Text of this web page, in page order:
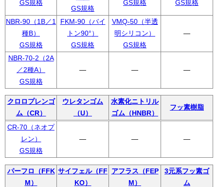
GS規格
GS規格
GS規格
GS規格
NBR-90（1B／1
種B）
GS規格
FKM-90（バイ
トン90°）
GS規格
VMQ-50（半透
明シリコン）
GS規格
―
NBR-70-2（2A
／2種A）
GS規格
― ― ―
クロロプレンゴ
ム（CR）
ウレタンゴム
（U）
水素化ニトリル
ゴム（HNBR）
フッ素樹脂
CR-70（ネオプ
レン）
GS規格
― ― ―
パーフロ（FFK
M）
サイフェル（FF
KO）
アフラス（FEP
M）
3元系フッ素ゴ
ム